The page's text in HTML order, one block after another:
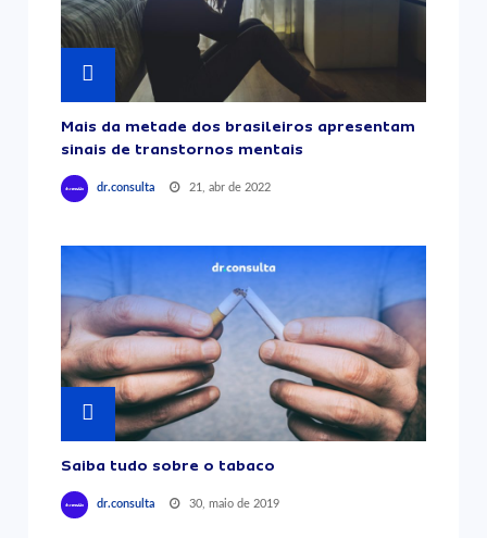
Mais da metade dos brasileiros apresentam
sinais de transtornos mentais
dr.consulta 21, abr de 2022
Saiba tudo sobre o tabaco
dr.consulta 30, maio de 2019